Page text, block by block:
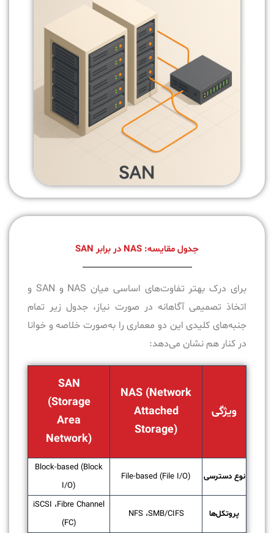
جدول مقایسه: NAS در برابر SAN
برای درک بهتر تفاوت‌های اساسی میان NAS و SAN و
اتخاذ تصمیمی آگاهانه در صورت نیاز، جدول زیر تمام
جنبه‌های کلیدی این دو معماری را به‌صورت خلاصه و خوانا
در کنار هم نشان می‌دهد:
ویژگی
NAS (Network
Attached
Storage)
SAN
(Storage
Area
Network)
نوع دسترسی File-based (File I/O)
Block-based (Block
I/O)
پروتکل‌ها NFS ،SMB/CIFS
iSCSI ،Fibre Channel
(FC)